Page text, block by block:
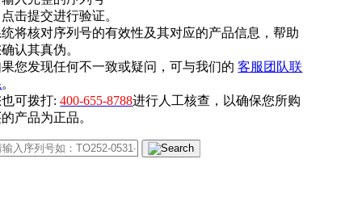
点击提交进行验证。
将核对序列号的有效性及其对应的产品信息，帮助
认其真伪。
您发现任何不一致或疑问，可与我们的客服团队联
。
也可拨打:400-655-8788进行人工核查，以确保您所购
产品为正品。